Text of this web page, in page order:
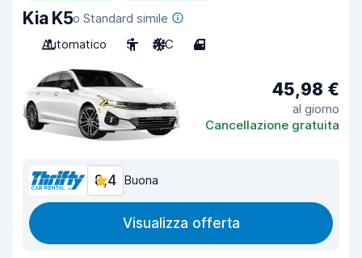
Kia K5o Standard simile
Automatico
5 A/C 4
45,98 €
al giorno
Cancellazione gratuita
8,4 Buona
Visualizza offerta